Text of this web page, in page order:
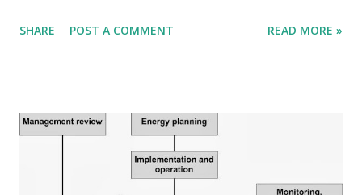
ISO ini. Tanya jawab berkisar tentang apa itu ISO 50001?
pertanyaan lain yang dijawab oleh empat orang praktisi
manajemen engergi. Lihat juga: Mengenal Model
Manajemen Energi ISO 50001 ISO 50001 Manajemen Energi
SHARE POST A COMMENT READ MORE »